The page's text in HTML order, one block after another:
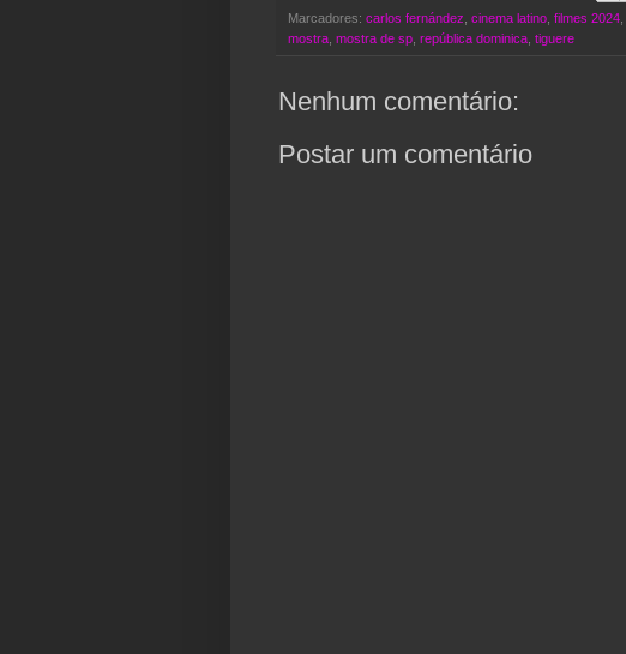
Marcadores: carlos fernández cinema latino filmes 2024
mostra mostra de sp república dominica tiguere
Nenhum comentário:
Postar um comentário